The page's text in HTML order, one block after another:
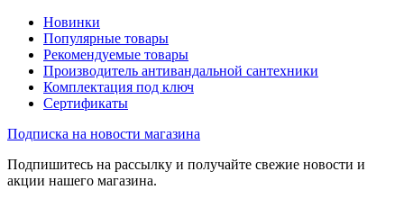
Новинки
Популярные товары
Рекомендуемые товары
Производитель антивандальной сантехники
Комплектация под ключ
Сертификаты
Подписка на новости магазина
Подпишитесь на рассылку и получайте свежие новости и
акции нашего магазина.